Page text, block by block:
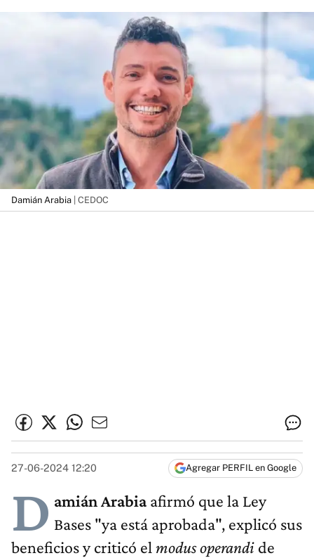
Damián Arabia | CEDOC
27-06-2024 12:20 Agregar PERFIL en Google
D amián Arabiaafirmó que la Ley
Bases "ya está aprobada", explicó sus
beneficios y criticó el modus operandi de